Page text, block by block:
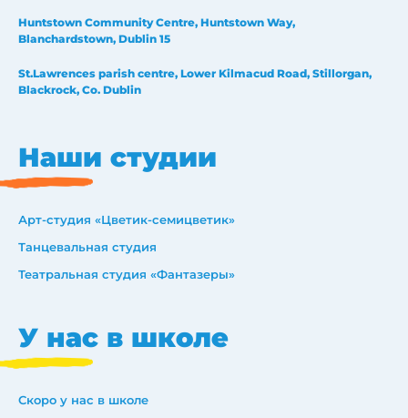
Huntstown Community Centre, Huntstown Way,
Blanchardstown, Dublin 15
St.Lawrences parish centre, Lower Kilmacud Road, Stillorgan,
Blackrock, Co. Dublin
Наши студии
Арт-студия «Цветик-семицветик»
Танцевальная студия
Театральная студия «Фантазеры»
У нас в школе
Скоро у нас в школе